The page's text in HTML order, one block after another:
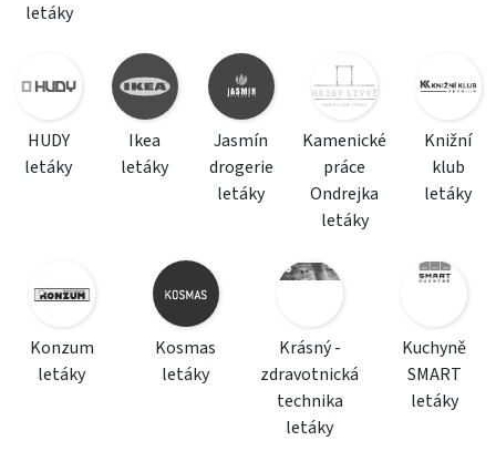
letáky
HUDY
letáky
Ikea
letáky
Jasmín
drogerie
letáky
Kamenické
práce
Ondrejka
letáky
Knižní
klub
letáky
Konzum
letáky
Kosmas
letáky
Krásný -
zdravotnická
technika
letáky
Kuchyně
SMART
letáky